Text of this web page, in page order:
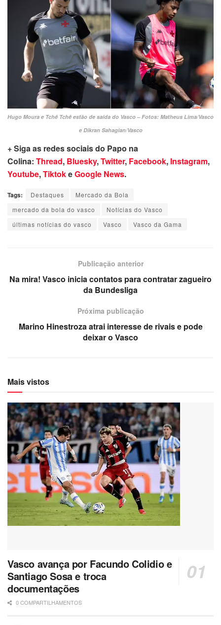
Hugo Moura e Tchê Tchê estão de saída do Vasco – Fotos: Matheus Lima/Vasco
e Dikran Sahagian/Vasco
+ Siga as redes sociais do Papo na
Colina: Thread, Bluesky,Twitter, Facebook, Instagram,
Youtube,TiktokeGoogle News.
Tags: Destaques
Mercado da Bola
mercado da bola do vasco
Notícias do Vasco
últimas notícias do vasco
Vasco Vasco da Gama
Publicação anterior
Na mira! Vasco inicia contatos para contratar zagueiro
da Bundesliga
Próxima publicação
Marino Hinestroza atrai interesse de rivais e pode
deixar o Vasco
Mais vistos
Vasco avança por Facundo Colidio e
Santiago Sosa e troca
documentações
0 COMPARTILHAMENTOS